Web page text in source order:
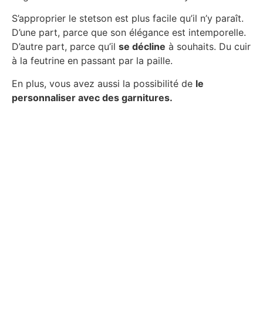
S’approprier le stetson est plus facile qu’il n’y paraît.
D’une part, parce que son élégance est intemporelle.
D’autre part, parce qu’il se décline à souhaits. Du cuir
à la feutrine en passant par la paille.
En plus, vous avez aussi la possibilité de le
personnaliser avec des garnitures.